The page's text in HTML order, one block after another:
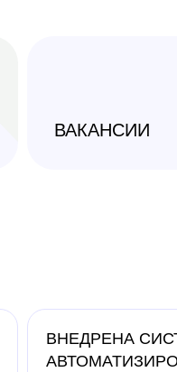
ВАКАНСИИ
ВНЕДРЕНА